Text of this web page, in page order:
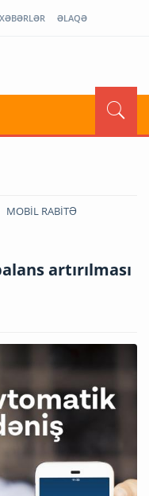
XƏBƏRLƏR ƏLAQƏ
MOBİL RABİTƏ
artırılması